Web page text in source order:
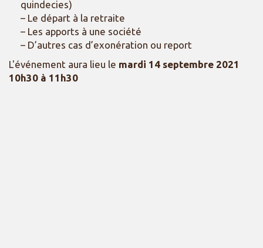
quindecies)
– Le départ à la retraite
– Les apports à une société
– D’autres cas d’exonération ou report
L'événement aura lieu le mardi 14 septembre 2021
10h30 à 11h30